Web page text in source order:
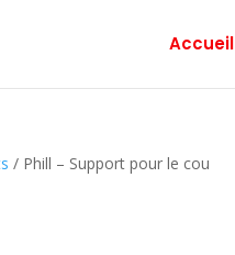
Accueil
/ Phill – Support pour le cou